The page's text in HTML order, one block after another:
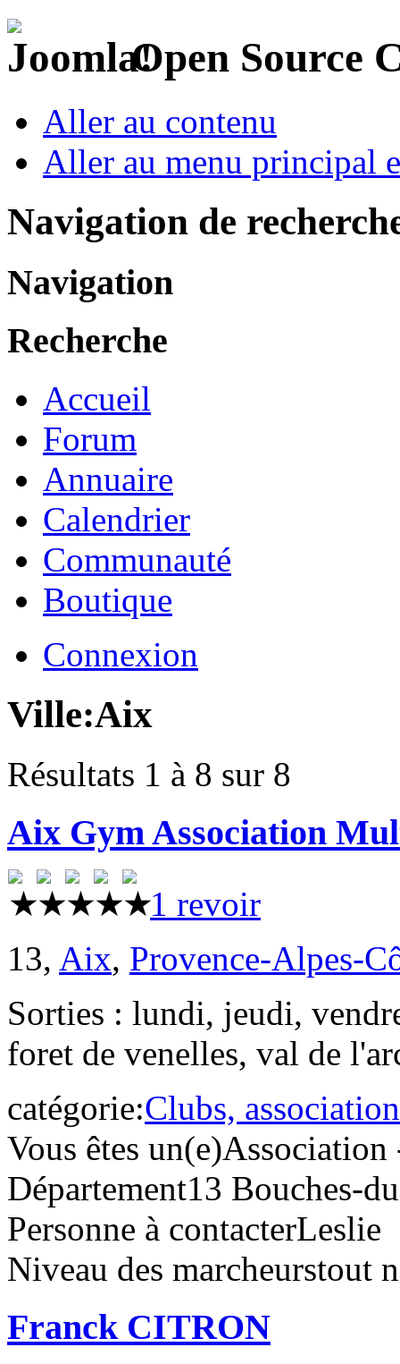
Open Source
Aller au contenu
Aller au menu principal
Navigation de
Navigation
Recherche
Accueil
Forum
Annuaire
Calendrier
Communauté
Boutique
Connexion
Ville:Aix
Résultats 1 à 8 sur 8
Aix Gym Association
1 revoir
13, Aix, Provence-Alpes-
Sorties : lundi, jeudi,
foret de venelles, val de
catégorie:Clubs,
Vous êtes un(e)Association
Département13 Bouches-
Personne à contacterLeslie
Niveau des marcheurstout
Franck CITRON